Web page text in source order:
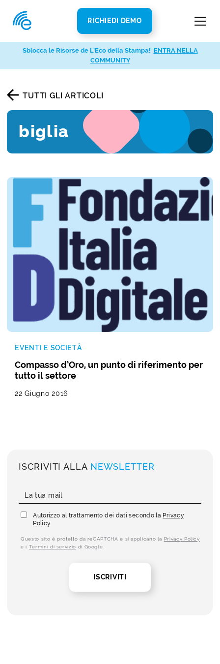
RICHIEDI DEMO
TUTTI GLI ARTICOLI
biglia
EVENTI E SOCIETÀ
Compasso d’Oro, un punto di riferimento per
tutto il settore
22 Giugno 2016
ISCRIVITI ALLA NEWSLETTER
Autorizzo al trattamento dei dati secondo la Privacy
Policy
Questo sito è protetto da reCAPTCHA e si applicano la Privacy Policy
e i Termini di servizio di Google.
ISCRIVITI
Sblocca le Risorse de L’Eco della Stampa! ENTRA NELLA
COMMUNITY